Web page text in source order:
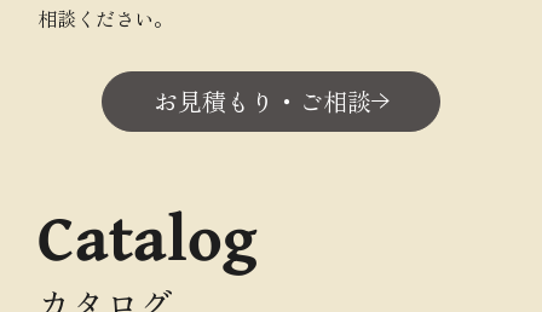
相談ください。
お見積もり・ご相談
Catalog
カタログ